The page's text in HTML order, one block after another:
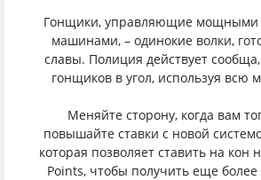
Гонщики, управляющие мощными
машинами, – одинокие волки,
славы. Полиция действует
гонщиков в угол, используя всю
Меняйте сторону, когда вам
повышайте ставки с новой
которая позволяет ставить на кон
Points, чтобы получить еще